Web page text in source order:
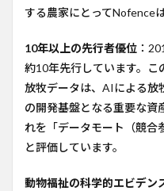
する農家にとってNofence
10年以上の先行者優位 ：
約10年先行しています。こ
放牧データは、AIによる放
の開発基盤となる重要な資
れを「データモート（競合
と評価しています。
動物福祉の科学的エビデン